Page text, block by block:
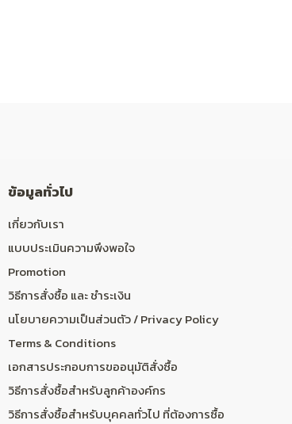
ข้อมูลทั่วไป
เกี่ยวกับเรา
แบบประเมินความพึงพอใจ
Promotion
วิธีการสั่งซื้อ และ ชำระเงิน
นโยบายความเป็นส่วนตัว / Privacy Policy
Terms & Conditions
เอกสารประกอบการขออนุมัติสั่งซื้อ
วิธีการสั่งซื้อสำหรับลูกค้าองค์กร
วิธีการสั่งซื้อสำหรับบุคคลทั่วไป ที่ต้องการซื้อ